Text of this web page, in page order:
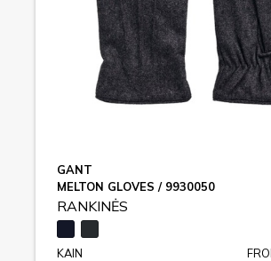
GANT
MELTON GLOVES / 9930050
RANKINĖS
KAIN